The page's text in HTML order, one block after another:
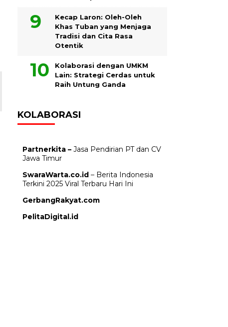
Kecap Laron: Oleh-Oleh
Khas Tuban yang Menjaga
Tradisi dan Cita Rasa
Otentik
Kolaborasi dengan UMKM
Lain: Strategi Cerdas untuk
Raih Untung Ganda
KOLABORASI
Partnerkita – Jasa Pendirian PT dan CV
Jawa Timur
SwaraWarta.co.id – Berita Indonesia
Terkini 2025 Viral Terbaru Hari Ini
GerbangRakyat.com
PelitaDigital.id